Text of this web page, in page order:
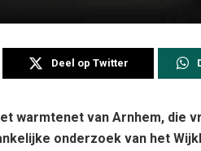
Deel op Twitter
warmtenet van Arnhem, die
onderzoek van het